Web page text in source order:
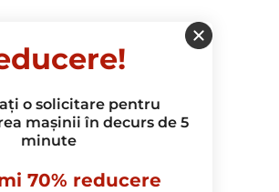
o solicitare pentru
mașinii în decurs de 5
minute
70% reducere